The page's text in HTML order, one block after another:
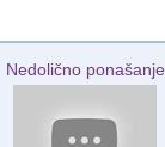
Nedolično ponašanje